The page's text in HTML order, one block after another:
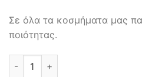
Σε όλα τα κοσμήματα μας
ποιότητας.
Ασημένιο Βραχιόλι 925